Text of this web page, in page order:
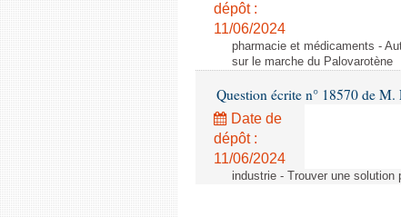
dépôt :
11/06/2024
pharmacie et médicaments -
sur le marche du Palovarotène
Question écrite n° 18570 de M.
Date de
dépôt :
11/06/2024
industrie - Trouver une solution